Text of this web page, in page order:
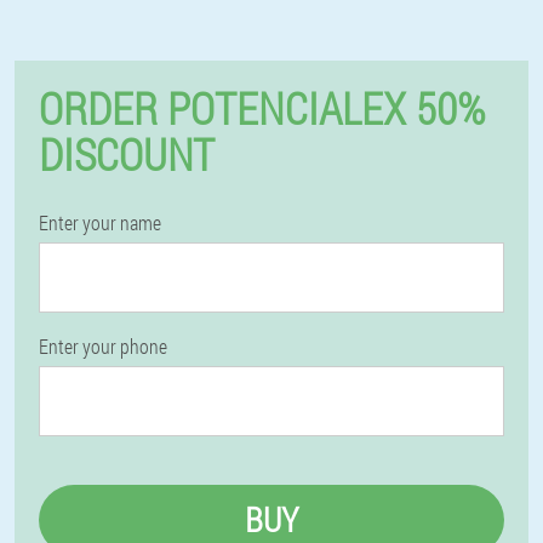
ORDER POTENCIALEX 50%
DISCOUNT
Enter your name
Enter your phone
BUY